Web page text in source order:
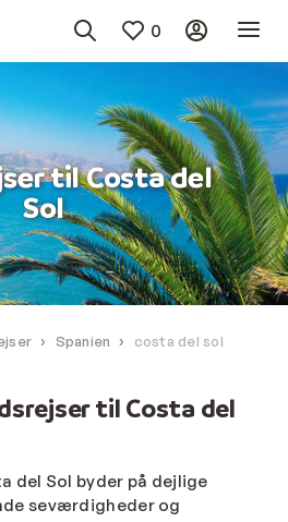
0
til Costa del
Sol
Spanien costa del sol
til Costa del
del Sol byder på dejlige
seværdigheder og